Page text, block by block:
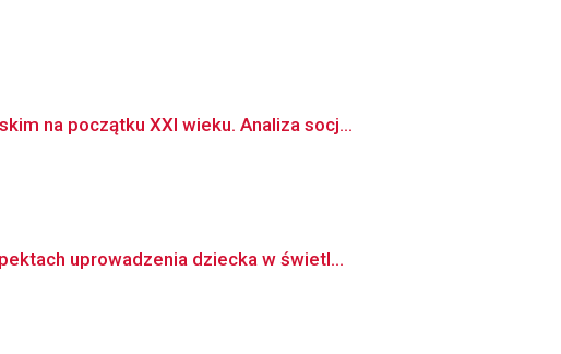
na początku XXI wieku. Analiza socj...
uprowadzenia dziecka w świetl...